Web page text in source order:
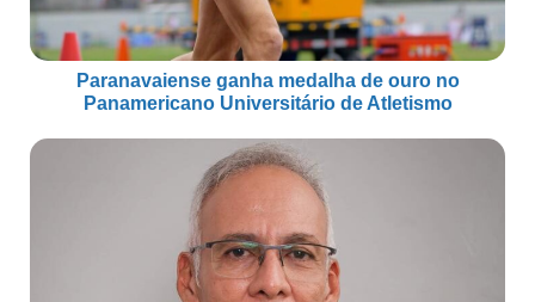
Paranavaiense ganha medalha de ouro no
Panamericano Universitário de Atletismo